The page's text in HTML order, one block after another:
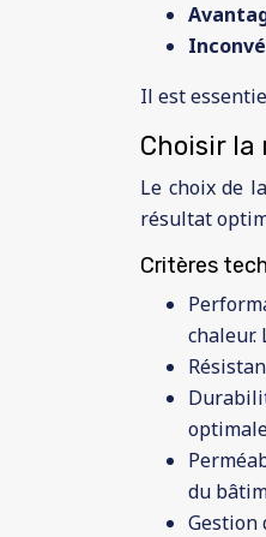
Il est
Choisir la
Le choix de
résultat
Critères
chaleur.
du
Gestion